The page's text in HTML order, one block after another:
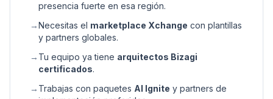
presencia fuerte en esa región.
→Necesitas el marketplace Xchange con plantillas
y partners globales.
→ Tu equipo ya tiene arquitectos Bizagi
certificados.
→ Trabajas con paquetes AI Ignite y partners de